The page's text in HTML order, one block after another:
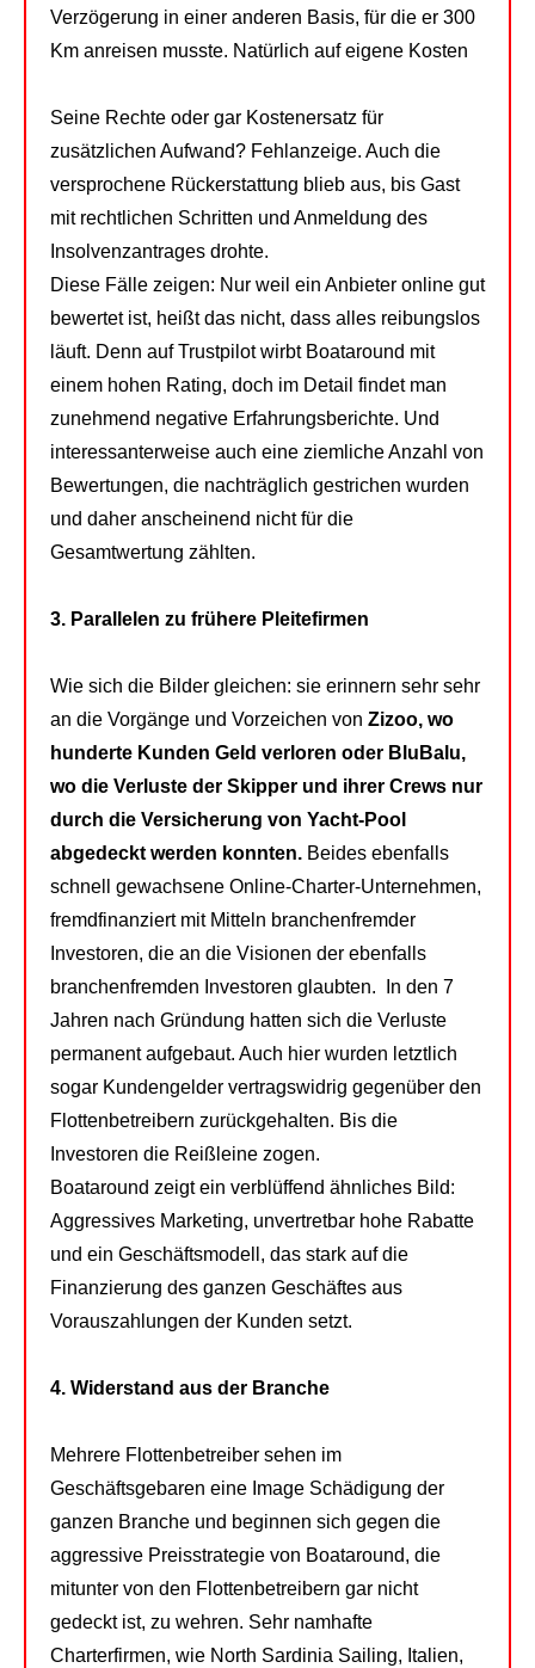
Verzögerung in einer anderen Basis, für die er 300
Km anreisen musste. Natürlich auf eigene Kosten
Seine Rechte oder gar Kostenersatz für
zusätzlichen Aufwand? Fehlanzeige. Auch die
versprochene Rückerstattung blieb aus, bis Gast
mit rechtlichen Schritten und Anmeldung des
Insolvenzantrages drohte.
Diese Fälle zeigen: Nur weil ein Anbieter online gut
bewertet ist, heißt das nicht, dass alles reibungslos
läuft. Denn auf Trustpilot wirbt Boataround mit
einem hohen Rating, doch im Detail findet man
zunehmend negative Erfahrungsberichte. Und
interessanterweise auch eine ziemliche Anzahl von
Bewertungen, die nachträglich gestrichen wurden
und daher anscheinend nicht für die
Gesamtwertung zählten.
3. Parallelen zu frühere Pleitefirmen
Wie sich die Bilder gleichen: sie erinnern sehr sehr
an die Vorgänge und Vorzeichen von Zizoo, wo
hunderte Kunden Geld verloren oder BluBalu,
wo die Verluste der Skipper und ihrer Crews nur
durch die Versicherung von Yacht-Pool
abgedeckt werden konnten. Beides ebenfalls
schnell gewachsene Online-Charter-Unternehmen,
fremdfinanziert mit Mitteln branchenfremder
Investoren, die an die Visionen der ebenfalls
branchenfremden Investoren glaubten. In den 7
Jahren nach Gründung hatten sich die Verluste
permanent aufgebaut. Auch hier wurden letztlich
sogar Kundengelder vertragswidrig gegenüber den
Flottenbetreibern zurückgehalten. Bis die
Investoren die Reißleine zogen.
Boataround zeigt ein verblüffend ähnliches Bild:
Aggressives Marketing, unvertretbar hohe Rabatte
und ein Geschäftsmodell, das stark auf die
Finanzierung des ganzen Geschäftes aus
Vorauszahlungen der Kunden setzt.
4. Widerstand aus der Branche
Mehrere Flottenbetreiber sehen im
Geschäftsgebaren eine Image Schädigung der
ganzen Branche und beginnen sich gegen die
aggressive Preisstrategie von Boataround, die
mitunter von den Flottenbetreibern gar nicht
gedeckt ist, zu wehren. Sehr namhafte
Charterfirmen, wie North Sardinia Sailing, Italien,